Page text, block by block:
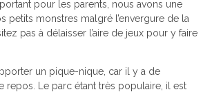
pour les parents, nous avons une
petits monstres malgré l’envergure de la
pas à délaisser l’aire de jeux pour y faire
un pique-nique, car il y a de
repos. Le parc étant très populaire, il est